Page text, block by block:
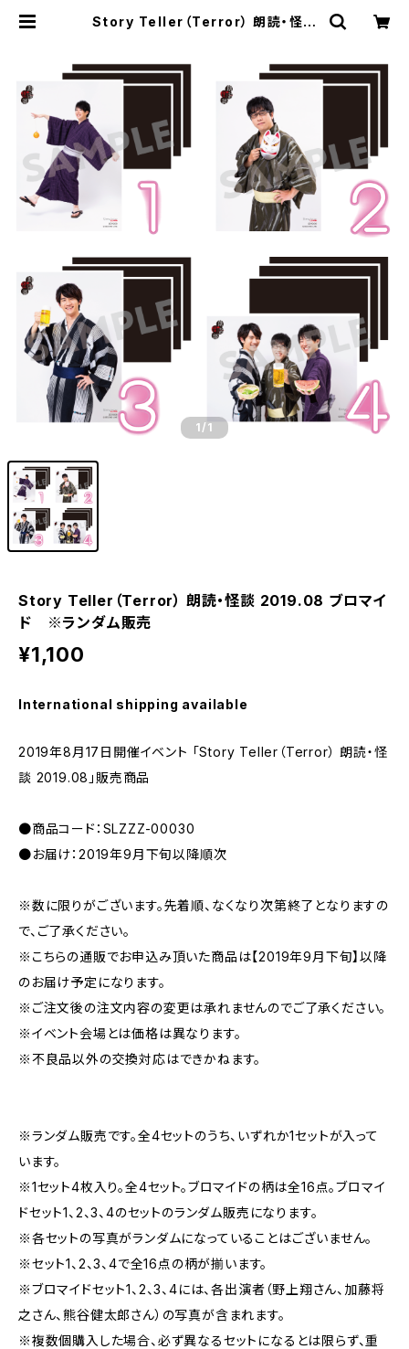
Story Teller（Terror） 朗読・怪談
1 /1
Story Teller（Terror） 朗読・怪談 2019.08 ブロマイ
ド ※ランダム販売
¥1,100
International shipping available
2019年8月17日開催イベント 「Story Teller（Terror） 朗読・怪
談 2019.08」販売商品
●商品コード：SLZZZ-00030
●お届け：2019年9月下旬以降順次
※数に限りがございます。先着順、なくなり次第終了となりますの
で、ご了承ください。
※こちらの通販でお申込み頂いた商品は【2019年9月下旬】以降
のお届け予定になります。
※ご注文後の注文内容の変更は承れませんのでご了承ください。
※イベント会場とは価格は異なります。
※不良品以外の交換対応はできかねます。
※ランダム販売です。全4セットのうち、いずれか1セットが入って
います。
※1セット4枚入り。全4セット。ブロマイドの柄は全16点。ブロマイ
ドセット1、2、3、4のセットのランダム販売になります。
※各セットの写真がランダムになっていることはございません。
※セット1、2、3、4で全16点の柄が揃います。
※ブロマイドセット1、2、3、4には、各出演者（野上翔さん、加藤将
之さん、熊谷健太郎さん）の写真が含まれます。
※複数個購入した場合、必ず異なるセットになるとは限らず、重